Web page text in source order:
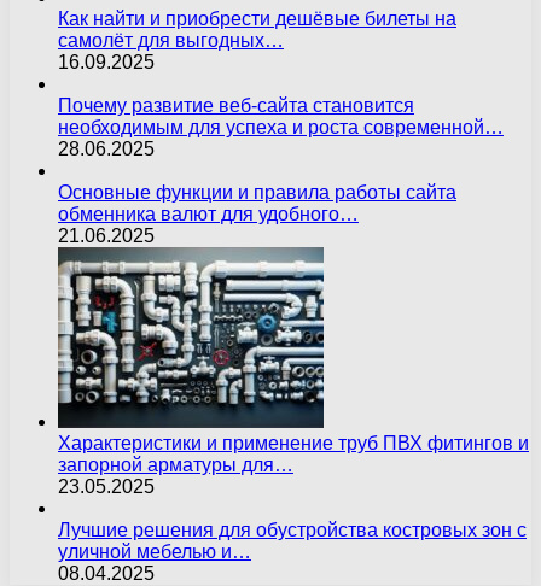
Как найти и приобрести дешёвые билеты на
самолёт для выгодных…
16.09.2025
Почему развитие веб-сайта становится
необходимым для успеха и роста современной…
28.06.2025
Основные функции и правила работы сайта
обменника валют для удобного…
21.06.2025
Характеристики и применение труб ПВХ фитингов и
запорной арматуры для…
23.05.2025
Лучшие решения для обустройства костровых зон с
уличной мебелью и…
08.04.2025